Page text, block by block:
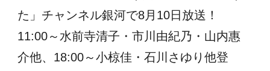
た」チャンネル銀河で8月10日放送！
11:00～水前寺清子・市川由紀乃・山内惠
介他、18:00～小椋佳・石川さゆり他登